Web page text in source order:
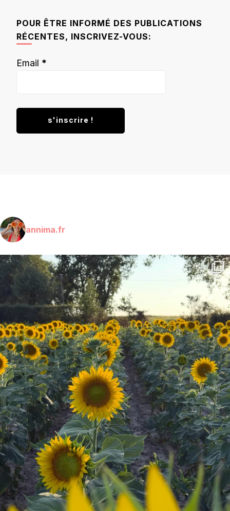
POUR ÊTRE INFORMÉ DES PUBLICATIONS
RÉCENTES, INSCRIVEZ-VOUS:
Email *
annima.fr